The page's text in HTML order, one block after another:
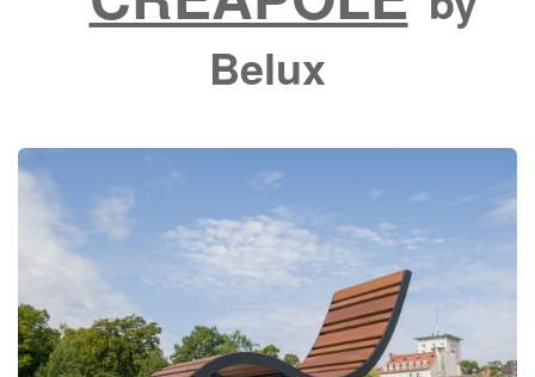
Belux